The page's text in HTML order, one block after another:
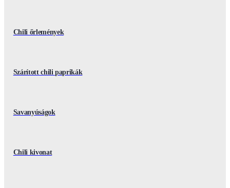
Chili őrlemények
Szárított chili paprikák
Savanyúságok
Chili kivonat